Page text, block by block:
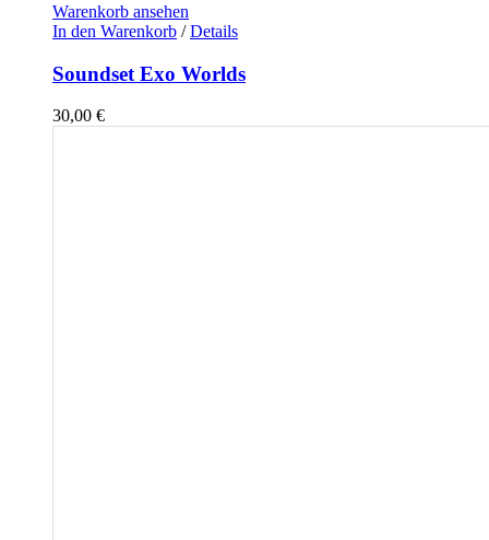
Warenkorb ansehen
In den Warenkorb / Details
Soundset Exo Worlds
30,00 €